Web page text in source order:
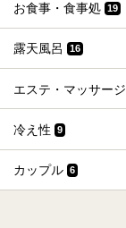
お食事・食事処 19
露天風呂 16
エステ・マッサージ
冷え性 9
カップル 6